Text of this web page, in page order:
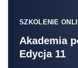
SZKOLENIE
Akademia
Edycja 11